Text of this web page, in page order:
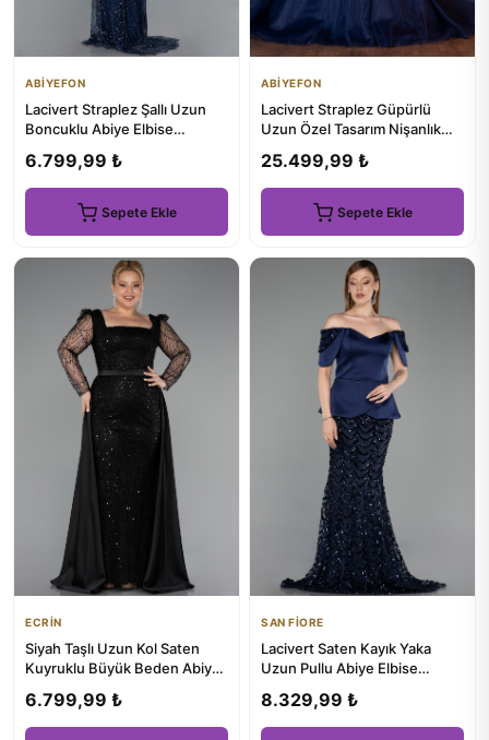
ABİYEFON
Lacivert Straplez Şallı Uzun
Boncuklu Abiye Elbise
6.799,99 ₺
Sepete Ekle
ABİYEFON
Lacivert Straplez Güpürlü
Uzun Özel Tasarım Nişanlık
25.499,99 ₺
Sepete Ekle
ECRİN
Siyah Taşlı Uzun Kol Saten
Kuyruklu Büyük Beden Abiye
6.799,99 ₺
SAN FİORE
Lacivert Saten Kayık Yaka
Uzun Pullu Abiye Elbise
8.329,99 ₺